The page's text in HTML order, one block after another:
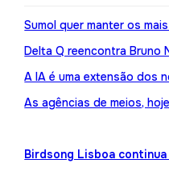
Sumol quer manter os
Delta Q reencontra Bruno
A IA é uma extensão dos
As agências de meios,
Birdsong Lisboa